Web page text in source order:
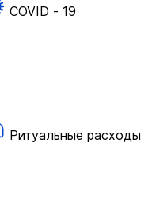
COVID - 19
Ритуальные расходы